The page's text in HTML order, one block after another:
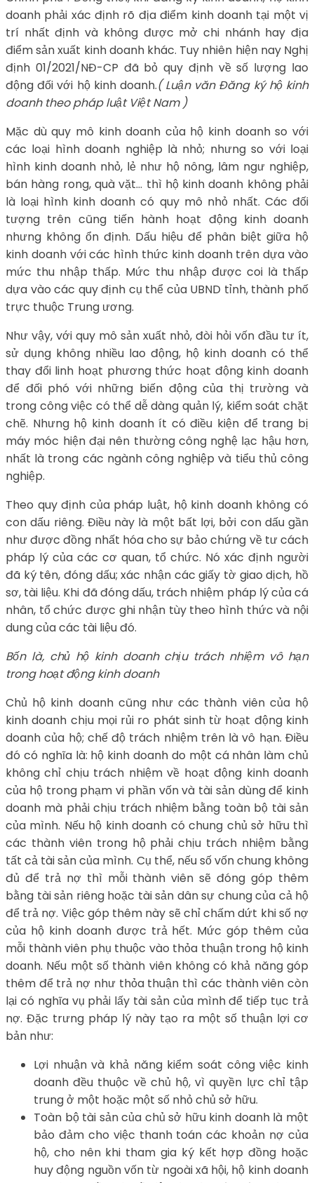
doanh phải xác định rõ địa điểm kinh doanh tại một vị
trí nhất định và không được mở chi nhánh hay địa
điểm sản xuất kinh doanh khác. Tuy nhiên hiện nay Nghị
định 01/2021/NĐ-CP đã bỏ quy định về số lượng lao
động đối với hộ kinh doanh.( Luận văn Đăng ký hộ kinh
doanh theo pháp luật Việt Nam )
Mặc dù quy mô kinh doanh của hộ kinh doanh so với
các loại hình doanh nghiệp là nhỏ; nhưng so với loại
hình kinh doanh nhỏ, lẻ như hộ nông, lâm ngư nghiệp,
bán hàng rong, quà vặt… thì hộ kinh doanh không phải
là loại hình kinh doanh có quy mô nhỏ nhất. Các đối
tượng trên cũng tiến hành hoạt động kinh doanh
nhưng không ổn định. Dấu hiệu để phân biệt giữa hộ
kinh doanh với các hình thức kinh doanh trên dựa vào
mức thu nhập thấp. Mức thu nhập được coi là thấp
dựa vào các quy định cụ thể của UBND tỉnh, thành phố
trực thuộc Trung ương.
Như vậy, với quy mô sản xuất nhỏ, đòi hỏi vốn đầu tư ít,
sử dụng không nhiều lao động, hộ kinh doanh có thể
thay đổi linh hoạt phương thức hoạt động kinh doanh
để đối phó với những biến động của thị trường và
trong công việc có thể dễ dàng quản lý, kiểm soát chặt
chẽ. Nhưng hộ kinh doanh ít có điều kiện để trang bị
máy móc hiện đại nên thường công nghệ lạc hậu hơn,
nhất là trong các ngành công nghiệp và tiểu thủ công
nghiệp.
Theo quy định của pháp luật, hộ kinh doanh không có
con dấu riêng. Điều này là một bất lợi, bởi con dấu gần
như được đồng nhất hóa cho sự bảo chứng về tư cách
pháp lý của các cơ quan, tổ chức. Nó xác định người
đã ký tên, đóng dấu; xác nhận các giấy tờ giao dịch, hồ
sơ, tài liệu. Khi đã đóng dấu, trách nhiệm pháp lý của cá
nhân, tổ chức được ghi nhận tùy theo hình thức và nội
dung của các tài liệu đó.
Bốn là, chủ hộ kinh doanh chịu trách nhiệm vô hạn
trong hoạt động kinh doanh
Chủ hộ kinh doanh cũng như các thành viên của hộ
kinh doanh chịu mọi rủi ro phát sinh từ hoạt động kinh
doanh của hộ; chế độ trách nhiệm trên là vô hạn. Điều
đó có nghĩa là: hộ kinh doanh do một cá nhân làm chủ
không chỉ chịu trách nhiệm về hoạt động kinh doanh
của hộ trong phạm vi phần vốn và tài sản dùng để kinh
doanh mà phải chịu trách nhiệm bằng toàn bộ tài sản
của mình. Nếu hộ kinh doanh có chung chủ sở hữu thì
các thành viên trong hộ phải chịu trách nhiệm bằng
tất cả tài sản của mình. Cụ thể, nếu số vốn chung không
đủ để trả nợ thì mỗi thành viên sẽ đóng góp thêm
bằng tài sản riêng hoặc tài sản dân sự chung của cả hộ
để trả nợ. Việc góp thêm này sẽ chỉ chấm dứt khi số nợ
của hộ kinh doanh được trả hết. Mức góp thêm của
mỗi thành viên phụ thuộc vào thỏa thuận trong hộ kinh
doanh. Nếu một số thành viên không có khả năng góp
thêm để trả nợ như thỏa thuận thì các thành viên còn
lại có nghĩa vụ phải lấy tài sản của mình để tiếp tục trả
nợ. Đặc trưng pháp lý này tạo ra một số thuận lợi cơ
bản như:
Lợi nhuận và khả năng kiểm soát công việc kinh
doanh đều thuộc về chủ hộ, vì quyền lực chỉ tập
trung ở một hoặc một số nhỏ chủ sở hữu.
Toàn bộ tài sản của chủ sở hữu kinh doanh là một
bảo đảm cho việc thanh toán các khoản nợ của
hộ, cho nên khi tham gia ký kết hợp đồng hoặc
huy động nguồn vốn từ ngoài xã hội, hộ kinh doanh